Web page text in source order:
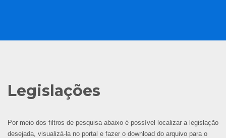
Legislações
Por meio dos filtros de pesquisa abaixo é possível localizar a legislação
desejada, visualizá-la no portal e fazer o download do arquivo para o